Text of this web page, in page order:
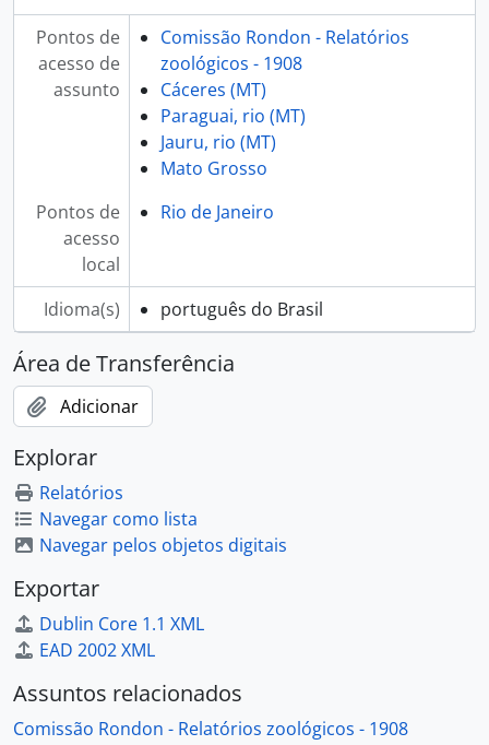
Pontos de
acesso de
assunto
Comissão Rondon - Relatórios
zoológicos - 1908
Cáceres (MT)
Paraguai, rio (MT)
Jauru, rio (MT)
Mato Grosso
Pontos de
acesso
local
Rio de Janeiro
Idioma(s) português do Brasil
Área de Transferência
Adicionar
Explorar
Relatórios
Navegar como lista
Navegar pelos objetos digitais
Exportar
Dublin Core 1.1 XML
EAD 2002 XML
Assuntos relacionados
Comissão Rondon - Relatórios zoológicos - 1908